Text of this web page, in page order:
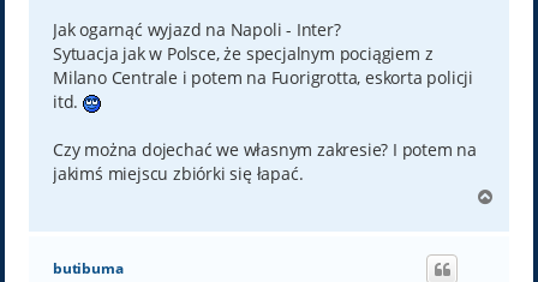
t
Jak ogarnąć wyjazd na Napoli - Inter?
Sytuacja jak w Polsce, że specjalnym pociągiem z
Milano Centrale i potem na Fuorigrotta, eskorta policji
itd.
Czy można dojechać we własnym zakresie? I potem na
jakimś miejscu zbiórki się łapać.
g
butibuma